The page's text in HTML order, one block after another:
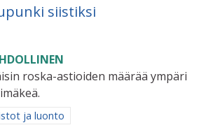
siistiksi
roska-astioiden määrää ympäri
tulokset aihepiirin mukaan: Puistot ja luonto
ja luonto